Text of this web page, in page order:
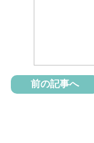
前の記事へ